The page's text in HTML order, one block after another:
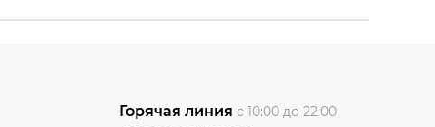
Горячая линия с 10:00 до 22:00